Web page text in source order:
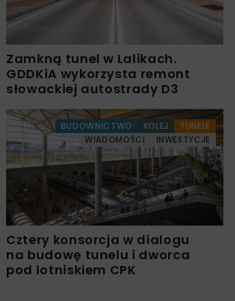
Zamkną tunel w Lalikach.
GDDKiA wykorzysta remont
słowackiej autostrady D3
BUDOWNICTWO KOLEJ
TUNELE
WIADOMOŚCI
INWESTYCJE
Cztery konsorcja w dialogu
na budowę tunelu i dworca
pod lotniskiem CPK